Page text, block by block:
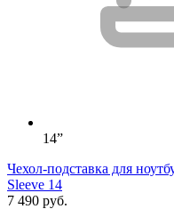
14”
Чехол-подставка для
Sleeve 14
7 490 руб.